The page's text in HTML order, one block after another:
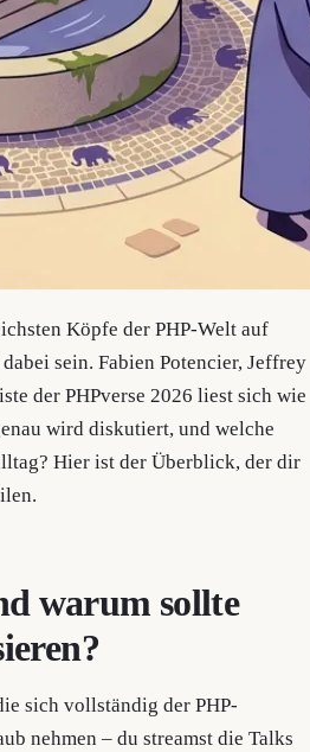
Köpfe der PHP-Welt auf
sein. Fabien Potencier, Jeffrey
der PHPverse 2026 liest sich wie
wird diskutiert, und welche
Hier ist der Überblick, der dir
warum sollte
sich vollständig der PHP-
nehmen – du streamst die Talks